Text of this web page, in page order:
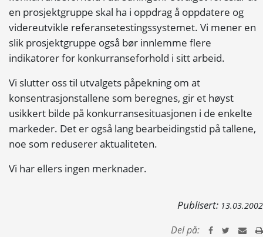
en prosjektgruppe skal ha i oppdrag å oppdatere og
videreutvikle referansetestingssystemet. Vi mener en
slik prosjektgruppe også bør innlemme flere
indikatorer for konkurranseforhold i sitt arbeid.
Vi slutter oss til utvalgets påpekning om at
konsentrasjonstallene som beregnes, gir et høyst
usikkert bilde på konkurransesituasjonen i de enkelte
markeder. Det er også lang bearbeidingstid på tallene,
noe som reduserer aktualiteten.
Vi har ellers ingen merknader.
Publisert: 13.03.2002
Del på: